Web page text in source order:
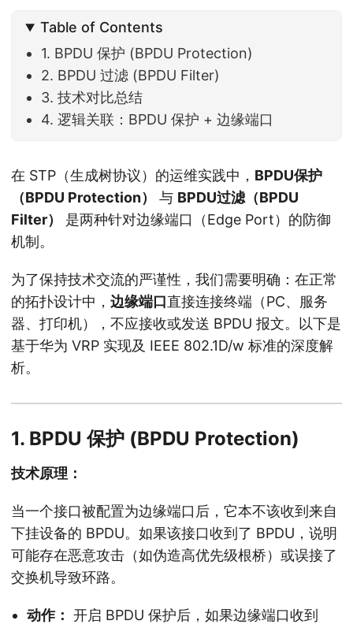
Table of Contents
1. BPDU 保护 (BPDU Protection)
2. BPDU 过滤 (BPDU Filter)
3. 技术对比总结
4. 逻辑关联：BPDU 保护 + 边缘端口
在 STP（生成树协议）的运维实践中， BPDU保护
（BPDU Protection）
与 BPDU过滤（BPDU
Filter）
是两种针对边缘端口（Edge Port）的防御
机制。
为了保持技术交流的严谨性，我们需要明确：在正常
的拓扑设计中， 边缘端口直接连接终端（PC、服务
器、打印机），不应接收或发送 BPDU 报文。以下是
基于华为 VRP 实现及 IEEE 802.1D/w 标准的深度解
析。
1. BPDU 保护 (BPDU Protection)
技术原理：
当一个接口被配置为边缘端口后，它本不该收到来自
下挂设备的 BPDU。如果该接口收到了 BPDU，说明
可能存在恶意攻击（如伪造高优先级根桥）或误接了
交换机导致环路。
动作： 开启 BPDU 保护后，如果边缘端口收到